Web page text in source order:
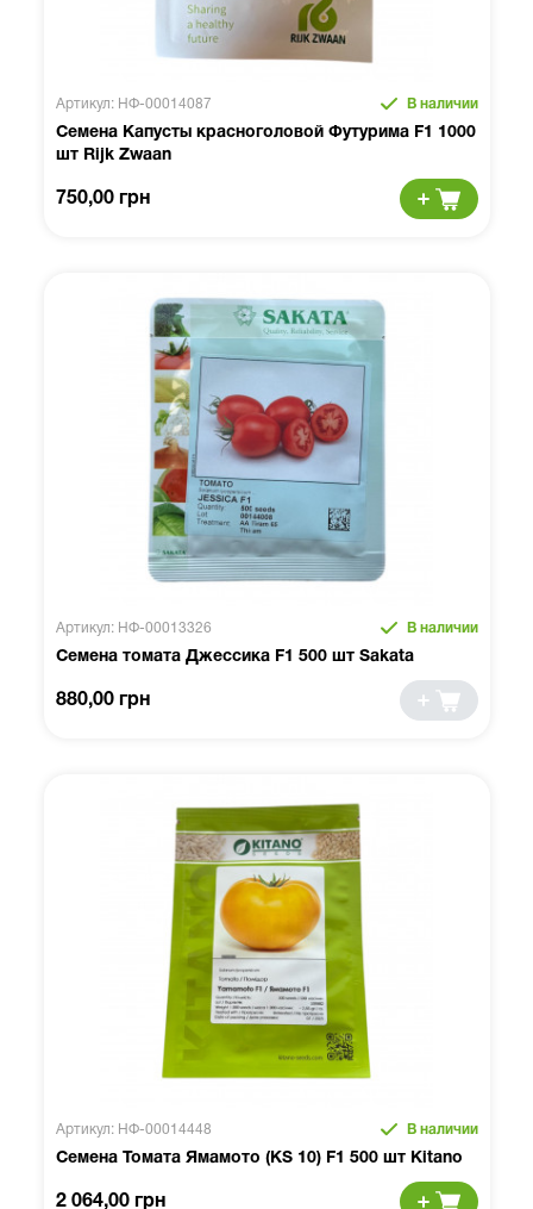
Артикул: НФ-00014087 В наличии
Семена Капусты красноголовой Футурима F1 1000
шт Rijk Zwaan
750,00 грн
Артикул: НФ-00013326 В наличии
Семена томата Джессика F1 500 шт Sakata
880,00 грн
Артикул: НФ-00014448 В наличии
Семена Томата Ямамото (KS 10) F1 500 шт Kitano
2 064,00 грн